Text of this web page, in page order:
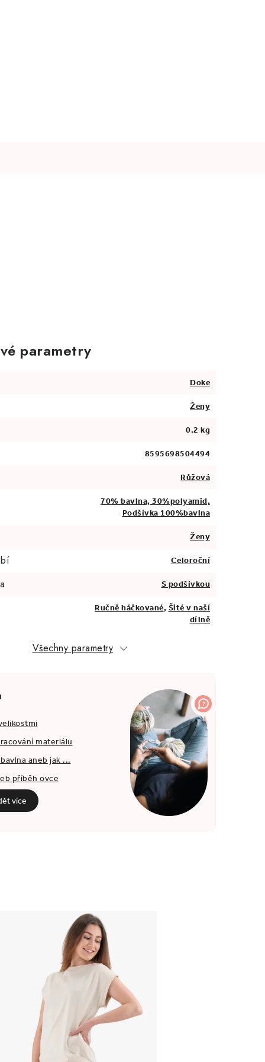
parametry
Doke
Ženy
0.2 kg
8595698504494
Růžová
70% bavlna, 30%polyamid,
Podšívka 100%bavlna
Ženy
Celoroční
S podšívkou
Ručně háčkované, Šité v naší
dílně
Všechny parametry
materiálu
aneb jak ...
příběh ovce
více